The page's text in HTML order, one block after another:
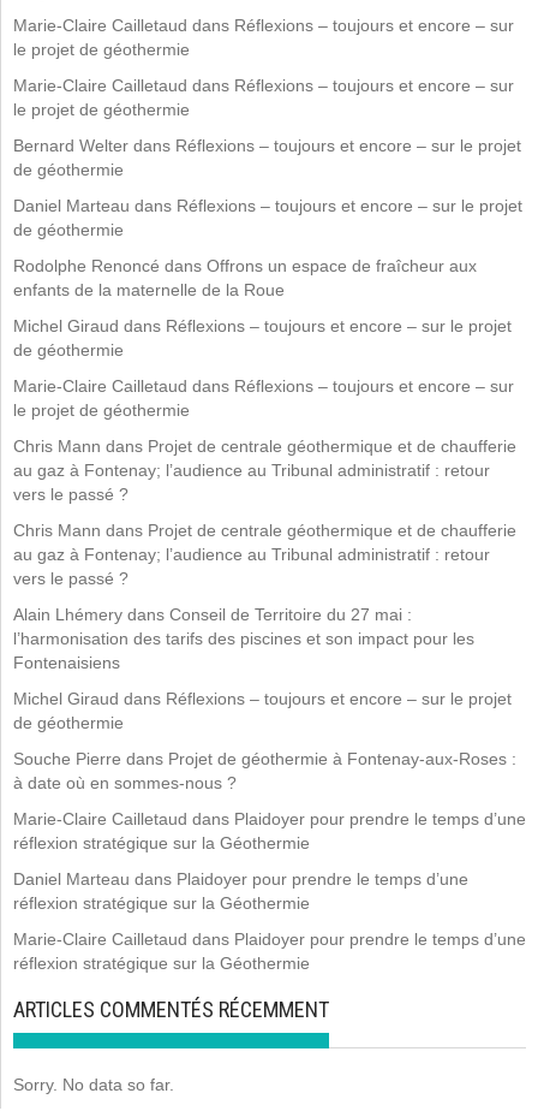
Marie-Claire Cailletaud dans Réflexions – toujours et encore – sur
le projet de géothermie
Marie-Claire Cailletaud dans Réflexions – toujours et encore – sur
le projet de géothermie
Bernard Welter dans Réflexions – toujours et encore – sur le projet
de géothermie
Daniel Marteau dans Réflexions – toujours et encore – sur le projet
de géothermie
Rodolphe Renoncé dans Offrons un espace de fraîcheur aux
enfants de la maternelle de la Roue
Michel Giraud dans Réflexions – toujours et encore – sur le projet
de géothermie
Marie-Claire Cailletaud dans Réflexions – toujours et encore – sur
le projet de géothermie
Chris Mann dans Projet de centrale géothermique et de chaufferie
au gaz à Fontenay; l’audience au Tribunal administratif : retour
vers le passé ?
Chris Mann dans Projet de centrale géothermique et de chaufferie
au gaz à Fontenay; l’audience au Tribunal administratif : retour
vers le passé ?
Alain Lhémery dans Conseil de Territoire du 27 mai :
l’harmonisation des tarifs des piscines et son impact pour les
Fontenaisiens
Michel Giraud dans Réflexions – toujours et encore – sur le projet
de géothermie
Souche Pierre dans Projet de géothermie à Fontenay-aux-Roses :
à date où en sommes-nous ?
Marie-Claire Cailletaud dans Plaidoyer pour prendre le temps d’une
réflexion stratégique sur la Géothermie
Daniel Marteau dans Plaidoyer pour prendre le temps d’une
réflexion stratégique sur la Géothermie
Marie-Claire Cailletaud dans Plaidoyer pour prendre le temps d’une
réflexion stratégique sur la Géothermie
ARTICLES COMMENTÉS RÉCEMMENT
Sorry. No data so far.